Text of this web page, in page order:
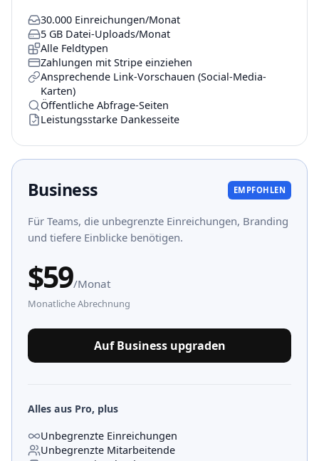
30.000 Einreichungen/Monat
5 GB Datei-Uploads/Monat
Alle Feldtypen
Zahlungen mit Stripe einziehen
Ansprechende Link-Vorschauen (Social-Media-
Karten)
Öffentliche Abfrage-Seiten
Leistungsstarke Dankesseite
Business EMPFOHLEN
Für Teams, die unbegrenzte Einreichungen, Branding
und tiefere Einblicke benötigen.
$59/Monat
Monatliche Abrechnung
Auf Business upgraden
Alles aus Pro, plus
Unbegrenzte Einreichungen
Unbegrenzte Mitarbeitende